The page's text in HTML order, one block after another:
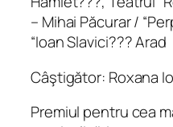
– Mihai Păcurar /
“Ioan Slavici??? Arad
Câştigător: Roxana
Premiul pentru cea